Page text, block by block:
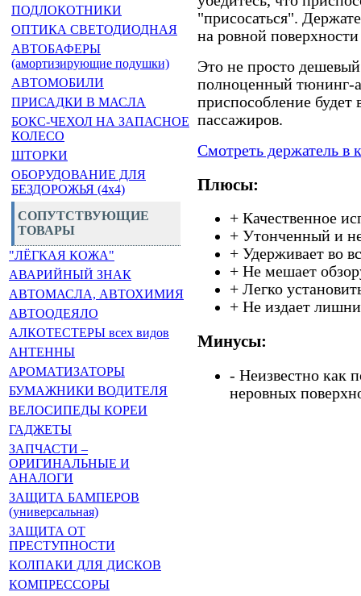
ПОДЛОКОТНИКИ
ОПТИКА СВЕТОДИОДНАЯ
АВТОБАФЕРЫ
(амортизирующие подушки)
АВТОМОБИЛИ
ПРИСАДКИ В МАСЛА
БОКС-ЧЕХОЛ НА ЗАПАСНОЕ
КОЛЕСО
ШТОРКИ
ОБОРУДОВАНИЕ ДЛЯ
БЕЗДОРОЖЬЯ (4x4)
СОПУТСТВУЮЩИЕ
ТОВАРЫ
"ЛЁГКАЯ КОЖА"
АВАРИЙНЫЙ ЗНАК
АВТОМАСЛА, АВТОХИМИЯ
АВТООДЕЯЛО
АЛКОТЕСТЕРЫ всех видов
АНТЕННЫ
АРОМАТИЗАТОРЫ
БУМАЖНИКИ ВОДИТЕЛЯ
ВЕЛОСИПЕДЫ КОРЕИ
ГАДЖЕТЫ
ЗАПЧАСТИ –
ОРИГИНАЛЬНЫЕ И
АНАЛОГИ
ЗАЩИТА БАМПЕРОВ
(универсальная)
ЗАЩИТА ОТ
ПРЕСТУПНОСТИ
КОЛПАКИ ДЛЯ ДИСКОВ
КОМПРЕССОРЫ
"присосаться".
на ровной
Это не просто
полноценный тюнинг-
приспособление будет
пассажиров.
Смотреть держатель в
Плюсы:
+ Качественное
+ Утонченный и
+ Удерживает во
+ Не мешает
+ Легко
+ Не издает
Минусы:
- Неизвестно как
неровных